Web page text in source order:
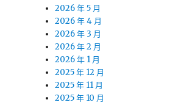
2026 年 5 月
2026 年 4 月
2026 年 3 月
2026 年 2 月
2026 年 1 月
2025 年 12 月
2025 年 11 月
2025 年 10 月